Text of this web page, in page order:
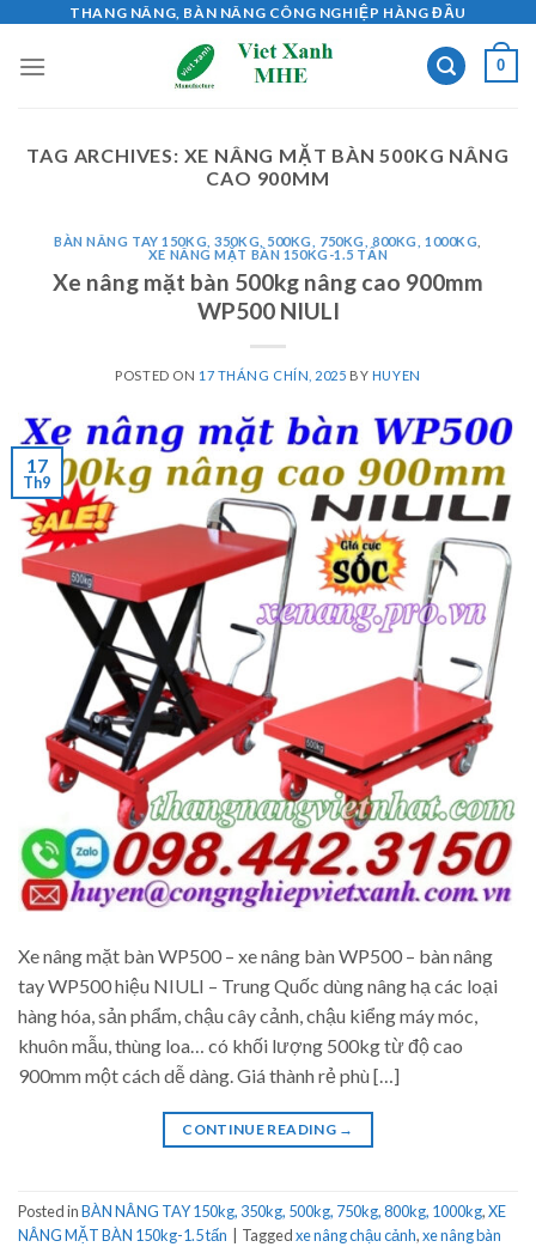
content
THANG NÂNG, BÀN NÂNG CÔNG NGHIỆP HÀNG ĐẦU
0
TAG ARCHIVES: XE NÂNG MẶT BÀN 500KG NÂNG
CAO 900MM
BÀN NÂNG TAY 150KG, 350KG, 500KG, 750KG, 800KG, 1000KG
XE NÂNG MẶT BÀN 150KG-1.5 TẤN
Xe nâng mặt bàn 500kg nâng cao 900mm
WP500 NIULI
POSTED ON 17 THÁNG CHÍN, 2025 BY HUYEN
17
Th9
Xe nâng mặt bàn WP500 – xe nâng bàn WP500 – bàn nâng
tay WP500 hiệu NIULI – Trung Quốc dùng nâng hạ các loại
hàng hóa, sản phẩm, chậu cây cảnh, chậu kiểng máy móc,
khuôn mẫu, thùng loa… có khối lượng 500kg từ độ cao
900mm một cách dễ dàng. Giá thành rẻ phù […]
CONTINUE READING →
Posted inBÀN NÂNG TAY 150kg, 350kg, 500kg, 750kg, 800kg, 1000kg,XE
NÂNG MẶT BÀN 150kg-1.5 tấn
Taggedxe nâng chậu cảnh,xe nâng bàn